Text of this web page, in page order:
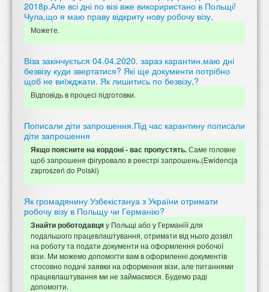
2018р.Але всі дні по візі вже викориристано в Польщі!
Чула,що я маю праву відкриту нову робочу візу,
Можете.
Віза закінчується 04.04.2020. зараз карантин.маю дні
безвізу куди звертатися? Які ще документи потрібно
щоб не виїжджати. Як лишитись по безвізу,?
Відповідь в процесі підготовки.
Пописали діти запрошення.Під час карантину пописали
діти запрошення
Якщо поясните на кордоні - вас пропустять.Саме головне
щоб запрошеня фігуровало в реестрі запрошень.(Ewidencja
zaproszeń do Polski)
Як громадянину Узбекістануа з України отримати
робочу візу в Польщу чи Германію?
Знайти роботодавцяу Польщі або у Германіїї для
подальшого працевлаштування, отримати від нього дозвіл
на роботу та подати документи на оформлення робочої
візи. Ми можемо допомогти вам в оформленні документів
стосовно подачі заявки на оформення візи, але питаннями
працевлаштування ми не займаємося. Будемо раді
допомогти.